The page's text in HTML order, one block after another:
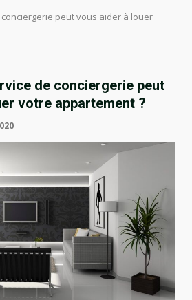
peut vous aider à louer
de conciergerie peut
votre appartement ?